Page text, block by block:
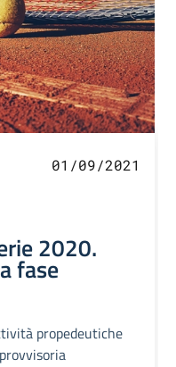
01/09/2021
2020.
fase
propedeutiche